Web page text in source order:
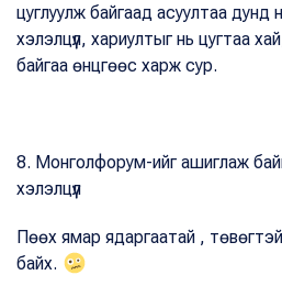
цуглуулж байгаад асуултаа дунд
хэлэлцүүл, хариултыг нь цугтаа
байгаа өнцгөөс харж сур.
8. Монголфорум-ийг ашиглаж
хэлэлцүүл
Пөөх ямар ядаргаатай , төвөгтэй
байх.